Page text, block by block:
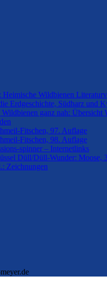
Heimische Wildbienen
Erdgeschichte, Südharz und
Wildbienen ganz nah:
Fitschen, 97. Auflage
Fitschen, 98. Auflage
spinner – Internetlinks
Düll/Düll-Wunder: Moose,
Zeichnungen